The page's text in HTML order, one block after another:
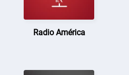
Radio América